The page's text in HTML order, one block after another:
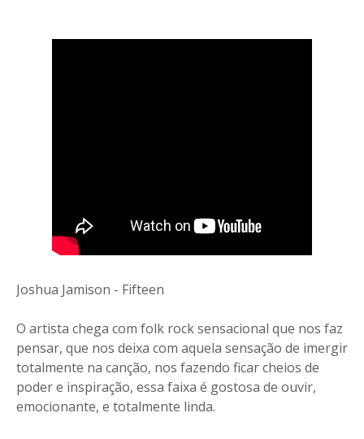
Joshua Jamison - Fifteen
O artista chega com folk rock sensacional que nos faz
pensar, que nos deixa com aquela sensação de imergir
totalmente na canção, nos fazendo ficar cheios de
poder e inspiração, essa faixa é gostosa de ouvir,
emocionante, e totalmente linda.